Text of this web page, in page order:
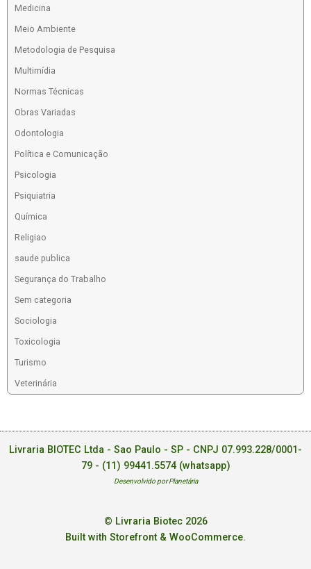
Medicina
Meio Ambiente
Metodologia de Pesquisa
Multimídia
Normas Técnicas
Obras Variadas
Odontologia
Política e Comunicação
Psicologia
Psiquiatria
Química
Religiao
saude publica
Segurança do Trabalho
Sem categoria
Sociologia
Toxicologia
Turismo
Veterinária
Livraria BIOTEC Ltda - Sao Paulo - SP - CNPJ 07.993.228/0001-
79 - (11) 99441.5574 (whatsapp)
Desenvolvido por Planetária
© Livraria Biotec 2026
Built with Storefront & WooCommerce.